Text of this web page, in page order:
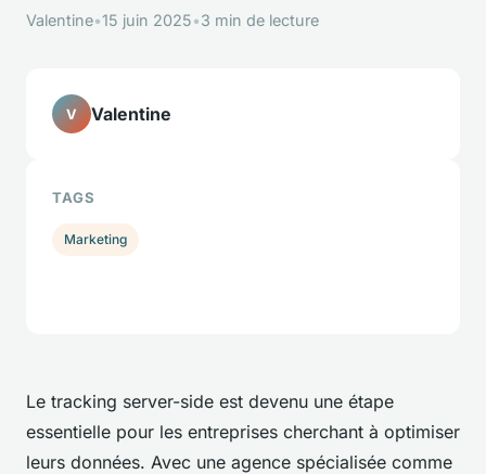
Valentine•15 juin 2025•3 min de lecture
Le tracking server-side est devenu une étape
essentielle pour les entreprises cherchant à optimiser
leurs données. Avec une agence spécialisée comme
V Valentine
TAGS
Marketing